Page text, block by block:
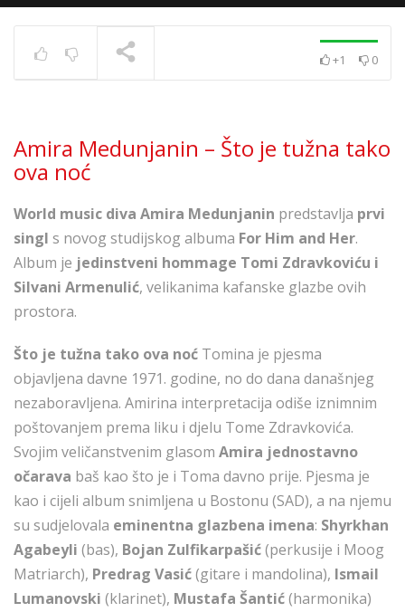
Zaprešić Boys feat.
+1 0
Amira Medunjanin – Što je tužna tako
ova noć
World music diva Amira Medunjanin predstavlja prvi
singl s novog studijskog albuma For Him and Her.
Album je jedinstveni hommage Tomi Zdravkoviću i
Silvani Armenulić, velikanima kafanske glazbe ovih
prostora.
Što je tužna tako ova noć Tomina je pjesma
objavljena davne 1971. godine, no do dana današnjeg
nezaboravljena. Amirina interpretacija odiše iznimnim
poštovanjem prema liku i djelu Tome Zdravkovića.
Svojim veličanstvenim glasom Amira jednostavno
očarava baš kao što je i Toma davno prije. Pjesma je
kao i cijeli album snimljena u Bostonu (SAD), a na njemu
su sudjelovala eminentna glazbena imena: Shyrkhan
Agabeyli (bas), Bojan Zulfikarpašić(perkusije i Moog
Matriarch), Predrag Vasić(gitare i mandolina), Ismail
Lumanovski (klarinet), Mustafa Šantić(harmonika)